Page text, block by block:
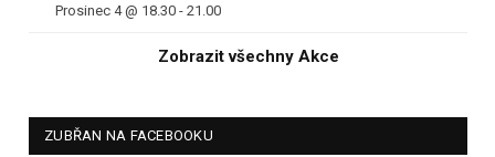
Prosinec 4 @ 18.30 - 21.00
Zobrazit všechny Akce
ZUBŘAN NA FACEBOOKU